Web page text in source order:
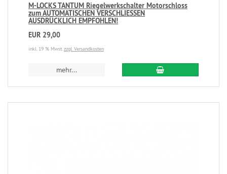
M-LOCKS TANTUM Riegelwerkschalter Motorschloss
zum AUTOMATISCHEN VERSCHLIESSEN
AUSDRÜCKLICH EMPFOHLEN!
EUR 29,00
inkl. 19 % Mwst.zzgl. Versandkosten
mehr...